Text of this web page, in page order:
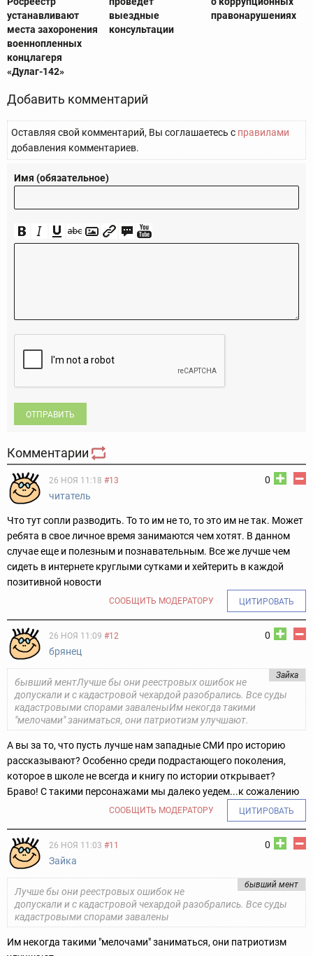
устанавливают
места захоронения
военнопленных
концлагеря
«Дулаг-142»
выездные
консультации
правонарушениях
Добавить комментарий
Оставляя свой комментарий, Вы соглашаетесь с правилами
добавления комментариев.
Имя (обязательное)
ОТПРАВИТЬ
Комментарии
0
26 НОЯ 11:18 #13
читатель
Что тут сопли разводить. То то им не то, то это им не так. Может
ребята в свое личное время занимаются чем хотят. В данном
случае еще и полезным и познавательным. Все же лучше чем
сидеть в интернете круглыми сутками и хейтерить в каждой
позитивной новости
СООБЩИТЬ МОДЕРАТОРУ ЦИТИРОВАТЬ
0
26 НОЯ 11:09 #12
брянец
Зайка
бывший ментЛучше бы они реестровых ошибок не
допускали и с кадастровой чехардой разобрались. Все суды
кадастровыми спорами заваленыИм некогда такими
"мелочами" заниматься, они патриотизм улучшают.
А вы за то, что пусть лучше нам западные СМИ про историю
рассказывают? Особенно среди подрастающего поколения,
которое в школе не всегда и книгу по истории открывает?
Браво! С такими персонажами мы далеко уедем...к сожалению
СООБЩИТЬ МОДЕРАТОРУ ЦИТИРОВАТЬ
0
26 НОЯ 11:03 #11
Зайка
бывший мент
Лучше бы они реестровых ошибок не
допускали и с кадастровой чехардой разобрались. Все суды
кадастровыми спорами завалены
Им некогда такими "мелочами" заниматься, они патриотизм